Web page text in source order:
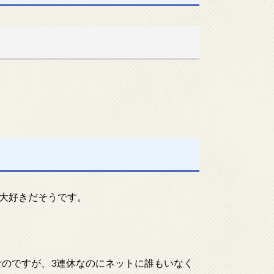
好きだそうです。
ですが、3連休なのにネットに誰もいなく